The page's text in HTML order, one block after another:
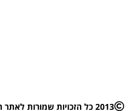
2013 כל הזכויות שמורות לאתר השרון פוסט